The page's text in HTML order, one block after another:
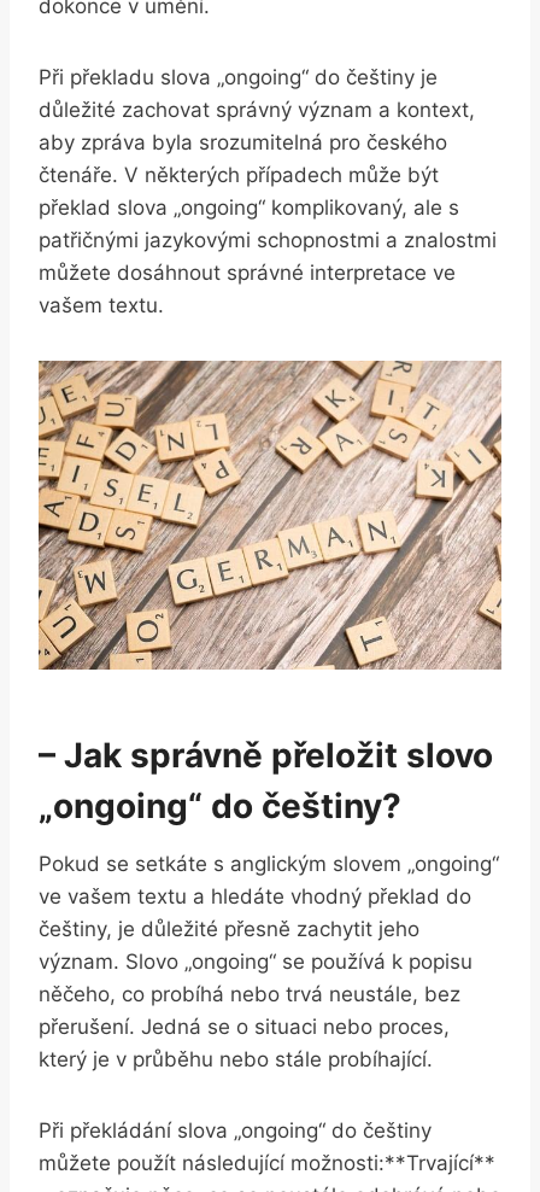
dokonce v umění.
Při překladu slova „ongoing“ do češtiny je
důležité zachovat správný význam a kontext,
aby zpráva byla srozumitelná pro českého
čtenáře. V některých případech může být
překlad slova „ongoing“ komplikovaný, ale s
patřičnými jazykovými schopnostmi a znalostmi
můžete dosáhnout správné interpretace ve
vašem textu.
– Jak správně přeložit slovo
„ongoing“ do češtiny?
Pokud se setkáte s anglickým slovem „ongoing“
ve vašem textu a hledáte vhodný překlad do
češtiny, je důležité přesně zachytit jeho
význam. Slovo „ongoing“ se používá k popisu
něčeho, co probíhá nebo trvá neustále, bez
přerušení. Jedná se o situaci nebo proces,
který je v průběhu nebo stále probíhající.
Při překládání slova „ongoing“ do češtiny
můžete použít následující možnosti:**Trvající**